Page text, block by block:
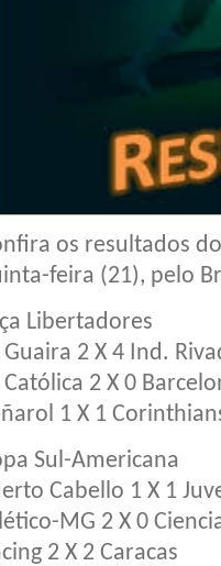
os resultados
feira (21), pelo
Libertadores
Guaira 2 X 4 Ind.
Católica 2 X 0
1 X 1
Sul-Americana
Cabello 1 X 1
MG 2 X 0
2 X 2 Caracas